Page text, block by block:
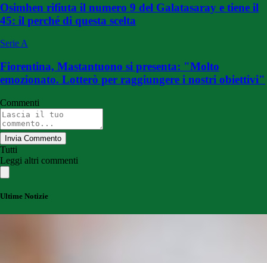
Osimhen rifiuta il numero 9 del Galatasaray e tiene il
45: il perché di questa scelta
Serie A
Fiorentina, Mastantuono si presenta: "Molto
emozionato. Lotterò per raggiungere i nostri obiettivi"
Commenti
Invia Commento
Tutti
Leggi altri commenti
Ultime Notizie